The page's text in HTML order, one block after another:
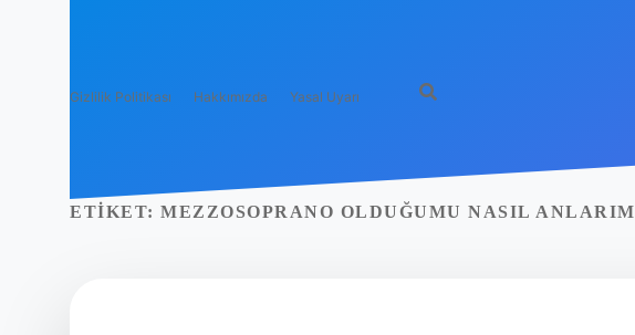
Gizlilik Politikası Hakkımızda Yasal Uyarı
ETIKET: MEZZOSOPRANO OLDUĞUMU NASIL ANLARIM